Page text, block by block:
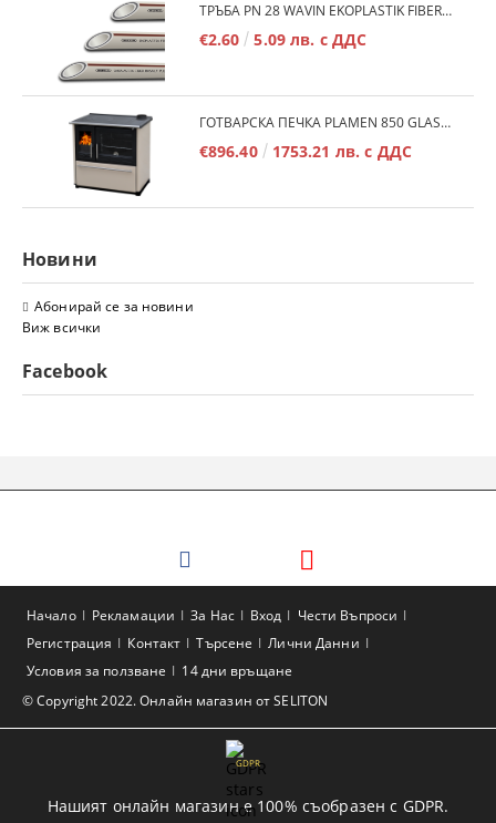
ТРЪБА PN 28 WAVIN EKOPLASTIK FIBER BASALT PLUS - 3М/БР.
€2.60 5.09 лв. с ДДС
ГОТВАРСКА ПЕЧКА PLAMEN 850 GLAS 11KW
€896.40 1753.21 лв. с ДДС
Новини
Абонирай се за новини
Виж всички
Facebook
© Copyright 2022. Онлайн магазин от SELITON
Начало Рекламации За Нас Вход
Чести Въпроси
Регистрация
Контакт Търсене
Лични Данни
Условия за ползване
14 дни връщане
GDPR
Нашият онлайн магазин е 100% съобразен с GDPR.